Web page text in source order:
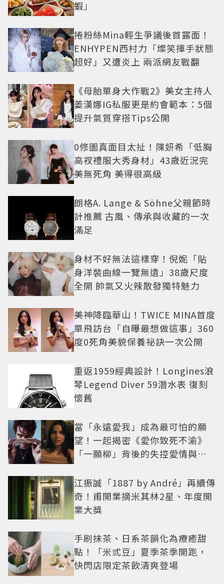
蝦」
捲粉絲Mina輕生爭議後首露面！
ENHYPEN西村力「燦笑揮手狀態
超好」又遭炎上 兩派網友戰翻
《母胎單身大作戰2》美女主持人
姜漢娜IG私服更是約會範本：5個
提升氣質穿搭Tips公開
0修圖真面目太扯！陳妍希「低胸
高衩禮服大秀身材」43歲近況完
美無死角 美得很高級
朗格A. Lange & Söhne父親節時
計推薦 古風、傳承與收藏的一次
滿足
身材不好無法這樣穿！倪妮「貼
身洋裝曲線一覽無遺」38歲尺度
全開 帥氣又火辣散發獨特魅力
美神降臨華山！TWICE MINA首度
單飛訪台「自曝最想做這事」360
度0死角美貌保養祕訣一次公開
重返1959經典設計！Longines浪
琴Legend Diver 59潛水表 復刻
懷舊
當「永遠愛我」成為最可怕的願
望！一起揭密《愛你致死不渝》
「一願柳」背後的失控愛情與爆
江振誠「1887 by André」再續傳
奇！甫開業摘米其林2星、年度開
業大獎
手刷抹茶、日系茶韻化為療癒甜
點！「米弎豆」夏季茶季開跑，
快閃店限定茶飲清爽登場